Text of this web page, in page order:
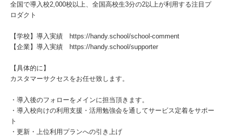
全国で導入校2,000校以上、全国高校生3分の2以上が利用する注目プ
ロダクト
【学校】導入実績 https://handy.school/school-comment
【企業】導入実績 https://handy.school/supporter
【具体的に】
カスタマーサクセスをお任せ致します。
・導入後のフォローをメインに担当頂きます。
・導入校向けの利用支援・活用勉強会を通してサービス定着をサポー
ト
・更新・上位利用プランへの引き上げ